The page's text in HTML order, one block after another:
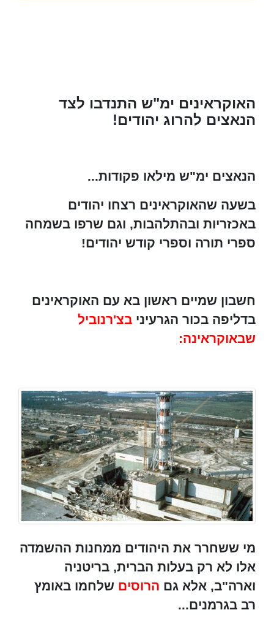
האוקראינים ימ"ש התנדבו לצד
הנאצים להרוג יהודים!
הנאצים ימ"ש מילאו פקודות...
בשעה שהאוקראינים רצחו יהודים
באכזריות ובהתלהבות, וגם שרפו בשמחה
ספרי תורה וספרי קודש יהודים!
חשבון שמיים ראשון בא עם האוקראינים
בדליפה בכור הגרעיני בצ'רנוביל
שבאוקראינה:
מי ששחרר את היהודים ממחנות ההשמדה
אלו לא רק בעלות הברית, בריטניה
וארה"ב, אלא גם הרוסים שלחמו באומץ
רב בגרמנים...